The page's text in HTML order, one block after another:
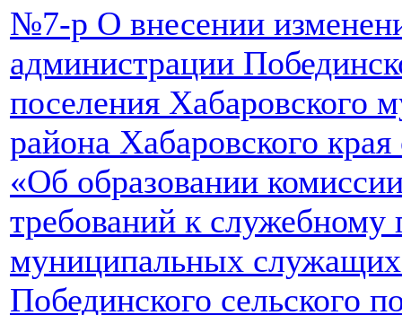
№7-р О внесении
администрации
поселения Хабаровского
района Хабаровского
«Об образовании
требований к служебному
муниципальных
Побединского сельского